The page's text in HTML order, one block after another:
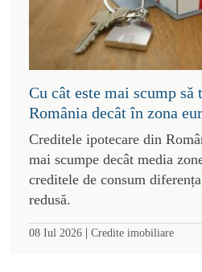
Cu cât este mai scump
România decât în zona
Creditele ipotecare din
mai scumpe decât media
creditele de consum
redusă.
08 Iul 2026 | Credite imobiliare